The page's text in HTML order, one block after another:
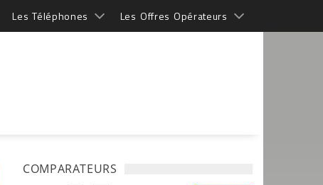
Les Téléphones Les Offres Opérateurs
COMPARATEURS